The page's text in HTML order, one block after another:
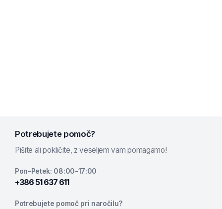
Potrebujete pomoč?
Pišite ali pokličite, z veseljem vam pomagamo!
Pon-Petek: 08:00-17:00
+386 51 637 611
Potrebujete pomoč pri naročilu?